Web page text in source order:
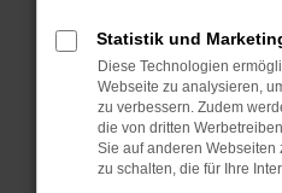
Betriebssystem auf
sind.
Veraltete Software
Sicherheitsrisiko,
führen, dass
unterstützt werden.
Statistik und
Diese Technologien
Webseite zu analysieren,
zu verbessern. Zudem
die von dritten
Sie auf anderen Webseiten
zu schalten, die für Ihre